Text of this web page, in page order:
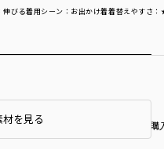
：伸びる着用シーン ：お出かけ着着替えやすさ
すがとてもお安くなっていたので購
を見る